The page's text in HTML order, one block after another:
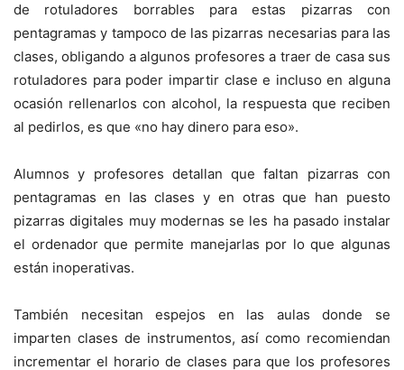
de rotuladores borrables para estas pizarras con
pentagramas y tampoco de las pizarras necesarias para las
clases, obligando a algunos profesores a traer de casa sus
rotuladores para poder impartir clase e incluso en alguna
ocasión rellenarlos con alcohol, la respuesta que reciben
al pedirlos, es que «no hay dinero para eso».
Alumnos y profesores detallan que faltan pizarras con
pentagramas en las clases y en otras que han puesto
pizarras digitales muy modernas se les ha pasado instalar
el ordenador que permite manejarlas por lo que algunas
están inoperativas.
También necesitan espejos en las aulas donde se
imparten clases de instrumentos, así como recomiendan
incrementar el horario de clases para que los profesores